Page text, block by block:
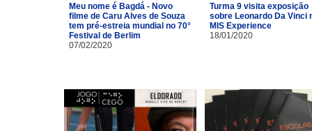
Meu nome é Bagdá - Novo
filme de Caru Alves de Souza
tem pré-estreia mundial no 70°
Festival de Berlim
07/02/2020
Turma 9 visita exposição
sobre Leonardo Da Vinci
MIS Experience
18/01/2020